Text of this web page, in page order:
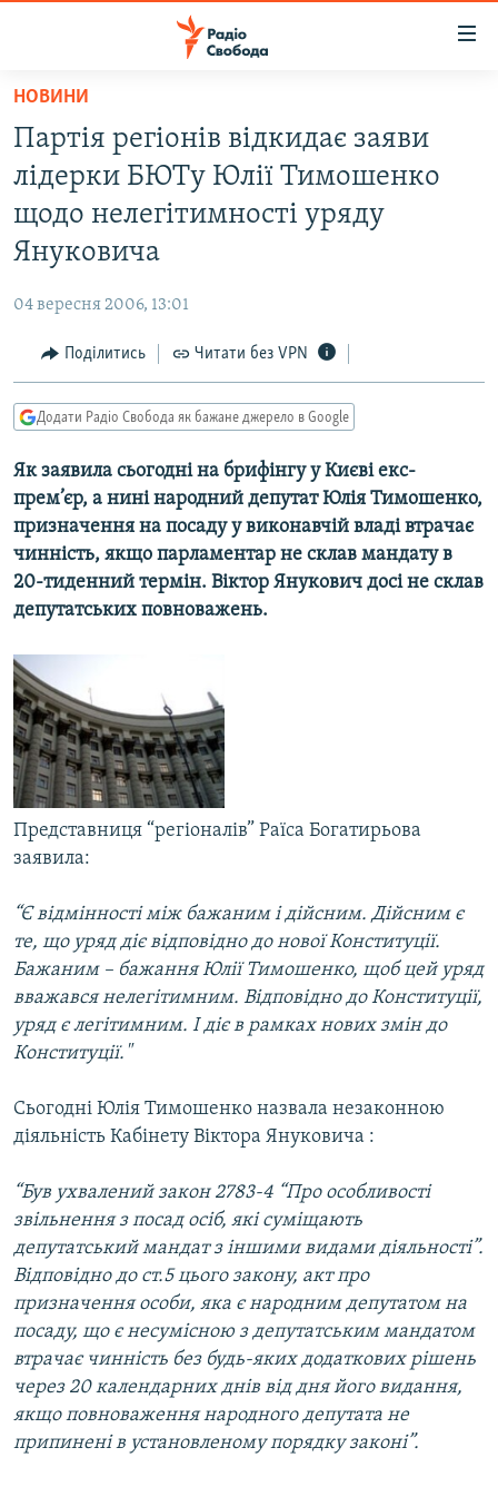
Перейти
основного
матеріалу
Перейти
до
основної
Перейти
пошуку
ВСЕ ЗА ДОБУ
СТАТТІ
СУСПІЛЬСТВО
КУЛЬТУРА
СПОРТ
СВІТ
ВІЙНА
ДОНБАС.РЕАЛІЇ
КРИМ.РЕАЛІЇ
ТИ ЯК?
КИТАЙ.ВИКЛИКИ
МУЛЬТИМЕДІА
ФОТО
СПЕЦПРОЄКТИ
КРИМ РЕАЛІЇ
РУС
УКР
КТАТ
ДОЛУЧАЙСЯ!
Усі сайти RFE/RL
НОВИНИ
Партія регіонів відкидає заяви
лідерки БЮТу Юлії Тимошенко
щодо нелегітимності уряду
Януковича
04 вересня 2006, 13:01
Поділитись Читати без VPN
Додати Радіо Свобода як бажане джерело в Google
Як заявила сьогодні на брифінгу у Києві екс-
прем’єр, а нині народний депутат Юлія Тимошенко,
призначення на посаду у виконавчій владі втрачає
чинність, якщо парламентар не склав мандату в
20-тиденний термін. Віктор Янукович досі не склав
депутатських повноважень.
Представниця “регіоналів” Раїса Богатирьова
заявила:
“Є відмінності між бажаним і дійсним. Дійсним є
те, що уряд діє відповідно до нової Конституції.
Бажаним – бажання Юлії Тимошенко, щоб цей уряд
вважався нелегітимним. Відповідно до Конституції,
уряд є легітимним. І діє в рамках нових змін до
Конституції."
Сьогодні Юлія Тимошенко назвала незаконною
діяльність Кабінету Віктора Януковича :
“Був ухвалений закон 2783-4 “Про особливості
звільнення з посад осіб, які суміщають
депутатський мандат з іншими видами діяльності”.
Відповідно до ст.5 цього закону, акт про
призначення особи, яка є народним депутатом на
посаду, що є несумісною з депутатським мандатом
втрачає чинність без будь-яких додаткових рішень
через 20 календарних днів від дня його видання,
якщо повноваження народного депутата не
припинені в установленому порядку законі”.